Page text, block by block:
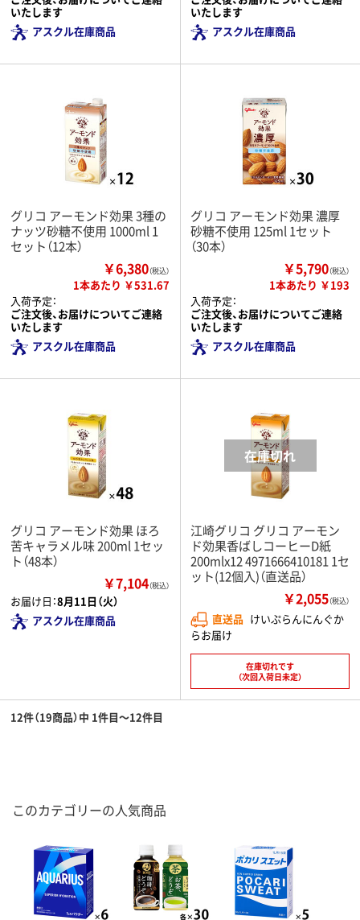
いたします
アスクル在庫商品
いたします
アスクル在庫商品
グリコ アーモンド効果 3種の
ナッツ砂糖不使用 1000ml 1
セット（12本）
￥6,380（税込）
1本あたり ￥531.67
入荷予定：
ご注文後、お届けについてご連絡
いたします
アスクル在庫商品
グリコ アーモンド効果 濃厚
砂糖不使用 125ml 1セット
（30本）
￥5,790（税込）
1本あたり ￥193
入荷予定：
ご注文後、お届けについてご連絡
いたします
アスクル在庫商品
グリコ アーモンド効果 ほろ
苦キャラメル味 200ml 1セッ
ト（48本）
￥7,104（税込）
お届け日：8月11日（火）
アスクル在庫商品
江崎グリコ グリコ アーモン
ド効果香ばしコーヒーD紙
200mlx12 4971666410181 1セ
ット(12個入)（直送品）
￥2,055（税込）
直送品 けいぷらんにんぐか
らお届け
在庫切れです
（次回入荷日未定）
12件（19商品）中 1件目～12件目
このカテゴリーの人気商品